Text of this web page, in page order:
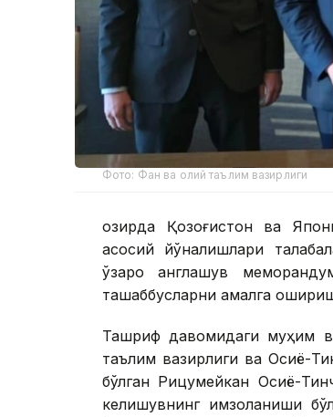
Фото: Фан ва олий таълим вазирлиги
Ҳозирда Қозоғистон ва
асосий йўналишлари
ўзаро англашув
ташаббусларни амалга
Ташриф давомидаги муҳим
таълим вазирлиги ва Осиё-
бўлган Рицумейкан Осиё-
келишувнинг имзоланиши